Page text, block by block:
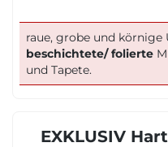
raue, grobe und körnige
beschichtete/ folierte
und Tapete.
EXKLUSIV